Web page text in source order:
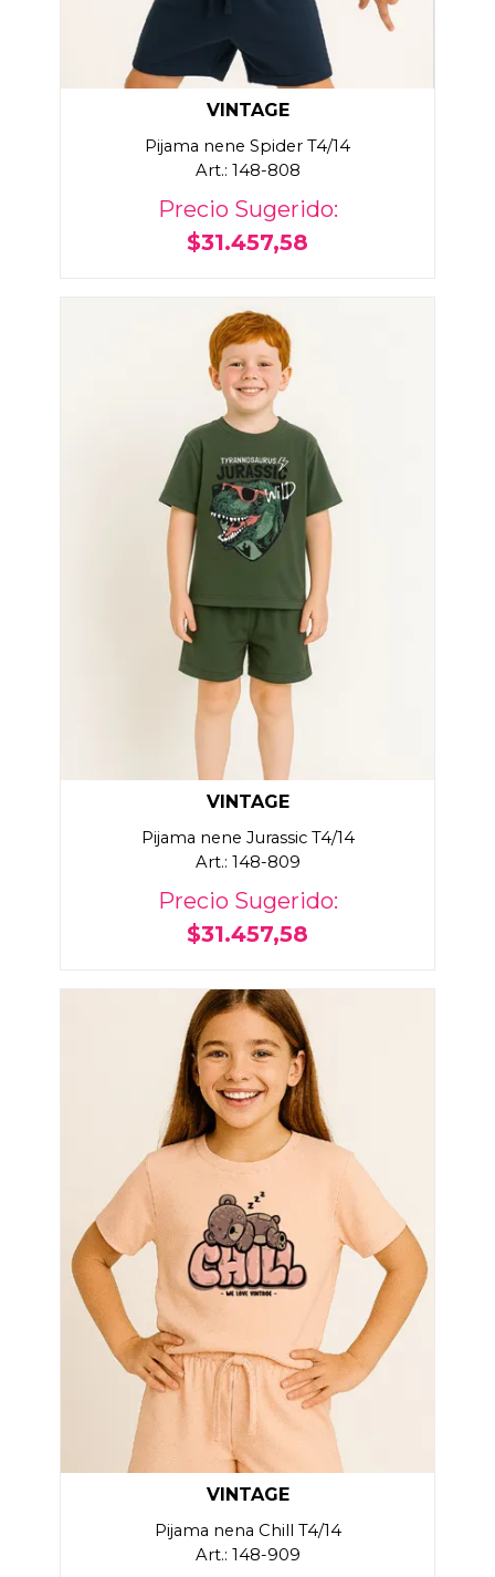
VINTAGE
Pijama nene Spider T4/14
Art.: 148-808
Precio Sugerido:
$31.457,58
VINTAGE
Pijama nene Jurassic T4/14
Art.: 148-809
Precio Sugerido:
$31.457,58
VINTAGE
Pijama nena Chill T4/14
Art.: 148-909